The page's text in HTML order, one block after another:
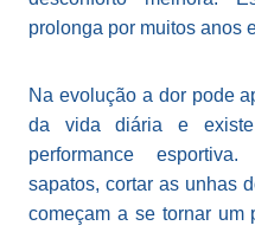
prolonga por muitos anos
Na evolução a dor pode
da vida diária e existe
performance
sapatos, cortar as unhas
começam a se tornar um